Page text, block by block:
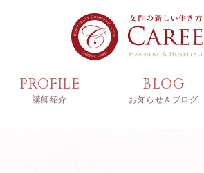
PROFILE
講師紹介
BLOG
お知らせ＆ブログ